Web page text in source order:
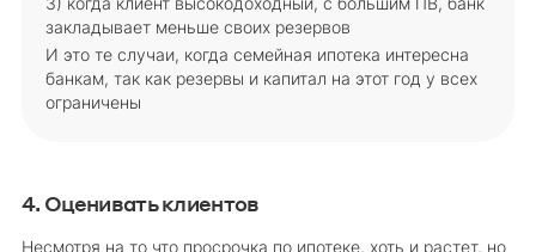
закладывает меньше своих резервов
И это те случаи, когда семейная ипотека интересна
банкам, так как резервы и капитал на этот год у всех
ограничены
4. Оценивать клиентов
Несмотря на то что просрочка по ипотеке, хоть и растет, но